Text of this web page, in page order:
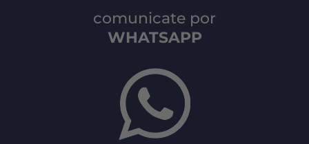
comunicate por
WHATSAPP